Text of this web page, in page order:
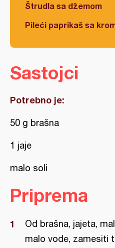
Štrudla sa džemom
Pileći paprikaš sa
Sastojci
Potrebno je:
50 g brašna
1 jaje
malo soli
Priprema
Od brašna, jajeta,
malo vode, zamesiti